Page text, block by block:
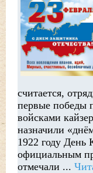
считается,
первые победы
войсками
назначили
1922 году День
официальным
отмечали ...